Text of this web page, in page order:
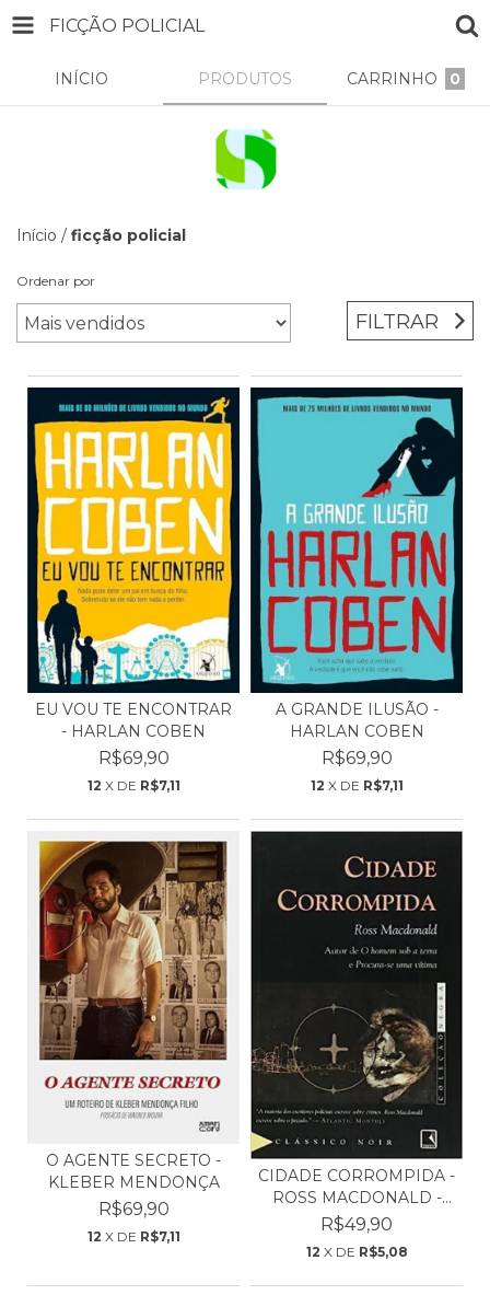
FICÇÃO POLICIAL
INÍCIO PRODUTOS CARRINHO 0
Início / ficção policial
Ordenar por
FILTRAR
EU VOU TE ENCONTRAR
- HARLAN COBEN
R$69,90
12 X DE R$7,11
A GRANDE ILUSÃO -
HARLAN COBEN
R$69,90
12 X DE R$7,11
O AGENTE SECRETO -
KLEBER MENDONÇA
R$69,90
12 X DE R$7,11
CIDADE CORROMPIDA -
ROSS MACDONALD -
COL...
R$49,90
12 X DE R$5,08